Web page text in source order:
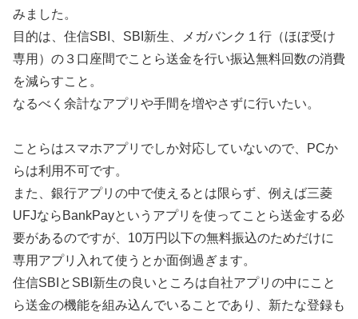
みました。
目的は、住信SBI、SBI新生、メガバンク１行（ほぼ受け
専用）の３口座間でことら送金を行い振込無料回数の消費
を減らすこと。
なるべく余計なアプリや手間を増やさずに行いたい。
ことらはスマホアプリでしか対応していないので、PCか
らは利用不可です。
また、銀行アプリの中で使えるとは限らず、例えば三菱
UFJならBankPayというアプリを使ってことら送金する必
要があるのですが、10万円以下の無料振込のためだけに
専用アプリ入れて使うとか面倒過ぎます。
住信SBIとSBI新生の良いところは自社アプリの中にこと
ら送金の機能を組み込んでいることであり、新たな登録も